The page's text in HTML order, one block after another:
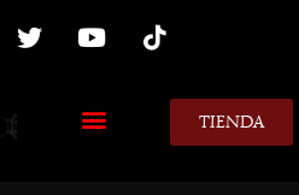
TIENDA